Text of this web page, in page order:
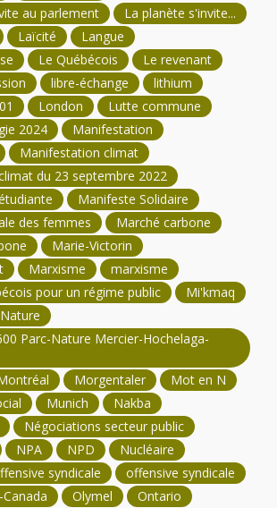
au parlement
La planète s'invite...
Laïcité
Langue
Le Québécois
Le revenant
libre-échange
lithium
London
Lutte commune
2024
Manifestation
Manifestation climat
du 23 septembre 2022
Manifeste Solidaire
des femmes
Marché carbone
Marie-Victorin
Marxisme
marxisme
pour un régime public
Mi'kmaq
Parc-Nature Mercier-Hochelaga-
Morgentaler
Mot en N
Munich
Nakba
Négociations secteur public
NPA NPD
Nucléaire
syndicale
offensive syndicale
Olymel
Ontario